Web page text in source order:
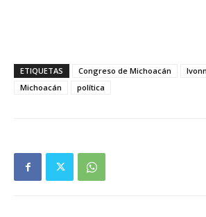
ETIQUETAS Congreso de Michoacán
Michoacán
política